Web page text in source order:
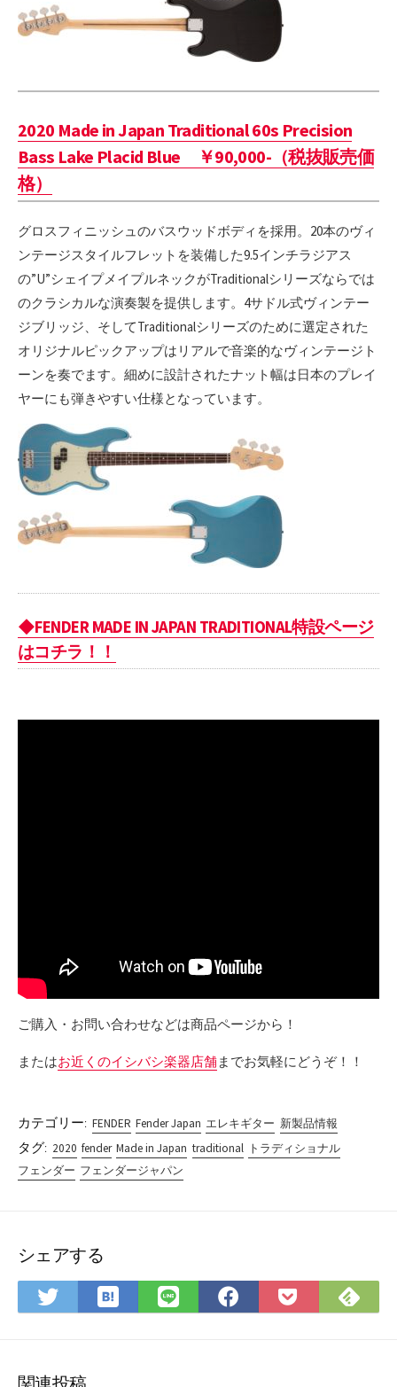
2020 Made in Japan Traditional 60s Precision
Bass Lake Placid Blue ￥90,000-（税抜販売価
格）
グロスフィニッシュのバスウッドボディを採用。20本のヴィ
ンテージスタイルフレットを装備した9.5インチラジアス
の”U”シェイプメイプルネックがTraditionalシリーズならでは
のクラシカルな演奏製を提供します。4サドル式ヴィンテー
ジブリッジ、そしてTraditionalシリーズのために選定された
オリジナルピックアップはリアルで音楽的なヴィンテージト
ーンを奏でます。細めに設計されたナット幅は日本のプレイ
ヤーにも弾きやすい仕様となっています。
◆FENDER MADE IN JAPAN TRADITIONAL特設ページ
はコチラ！！
ご購入・お問い合わせなどは商品ページから！
またはお近くのイシバシ楽器店舗までお気軽にどうぞ！！
カテゴリー: FENDER Fender Japan エレキギター 新製品情報
タグ: 2020 fender Made in Japan traditional トラディショナル
フェンダー フェンダージャパン
シェアする
Twitter
で
ア
は
て
LINE
で
Facebook
で
Pocket
に
で